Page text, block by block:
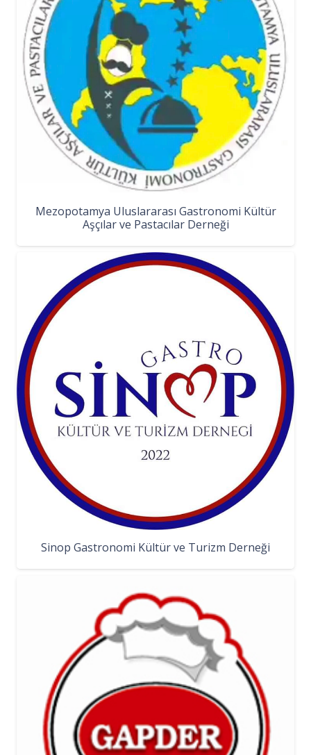
Mezopotamya Uluslararası Gastronomi Kültür
Aşçılar ve Pastacılar Derneği
Sinop Gastronomi Kültür ve Turizm Derneği